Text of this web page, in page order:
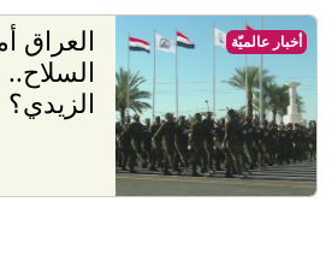
العراق
الزيدي؟
أخبار عالميّة